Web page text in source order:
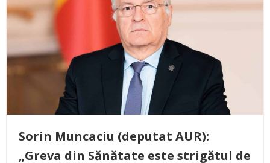
Sorin Muncaciu (deputat AUR):
„Greva din Sănătate este strigătul de